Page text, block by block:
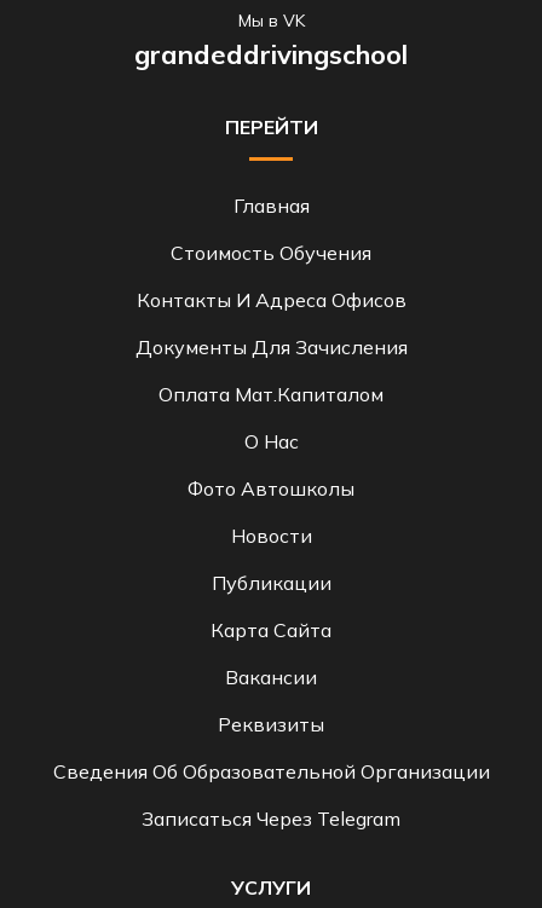
Мы в VK
grandeddrivingschool
ПЕРЕЙТИ
Главная
Стоимость Обучения
Контакты И Адреса Офисов
Документы Для Зачисления
Оплата Мат.капиталом
О Нас
Фото Автошколы
Новости
Публикации
Карта Сайта
Вакансии
Реквизиты
Сведения Об Образовательной Организации
Записаться Через Telegram
УСЛУГИ